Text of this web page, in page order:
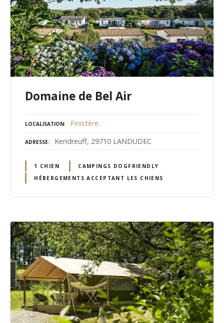
Domaine de Bel Air
LOCALISATION Finistère
ADRESSE Keridreuff, 29710 LANDUDEC
1 CHIEN
CAMPINGS DOGFRIENDLY
HÉBERGEMENTS ACCEPTANT LES CHIENS